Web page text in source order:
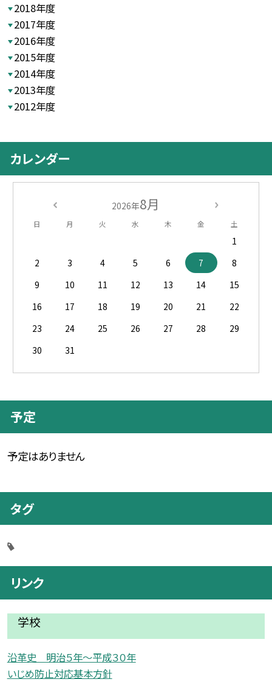
2018年度
2017年度
2016年度
2015年度
2014年度
2013年度
2012年度
カレンダー
2026年8月
日 月 火 水 木 金 土
1
2
3 4 5 6 7
8
9
10 11 12 13 14
15
16
17 18 19 20 21
22
23
24 25 26 27 28
29
30
31
予定
予定はありません
タグ
リンク
学校
沿革史 明治５年〜平成３０年
いじめ防止対応基本方針